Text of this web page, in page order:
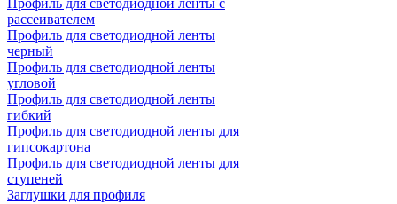
Профиль для светодиодной ленты с
рассеивателем
Профиль для светодиодной ленты
черный
Профиль для светодиодной ленты
угловой
Профиль для светодиодной ленты
гибкий
Профиль для светодиодной ленты для
гипсокартона
Профиль для светодиодной ленты для
ступеней
Заглушки для профиля